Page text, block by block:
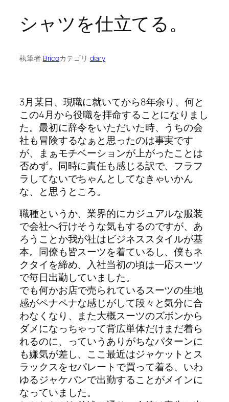
シャツを仕立てる。
執筆者:Bricoカテゴリ:diary
3月某日、現職に就いてから8年余り、何と
この4月から役職を拝命することになりまし
た。最初に辞令をいただいた時、うちの会
社も冒険するなぁと思ったのは事実です
が、まぁモチベーションが上がったことは
否めず。同時に責任も感じる訳で、フラフ
ラしてないでちゃんとしてなきゃいかん
な、と思うところ。
職種というか、業界的にカジュアルな服装
で会社へ行けそうな気もするのですが、あ
ろうことか我が社はビジネススタイルが基
本。同僚も皆スーツを着ているし、僕もネ
クタイを締め、入社当初の頃は一応スーツ
で毎日出勤していました。
でも何かお店で売られているスーツの生地
感がペナペナな感じがして段々と気分に合
わなくなり、また大概スーツのズボンから
ダメになっちゃって背広単体だけまだ着ら
れるのに、っていうありがちなパターンに
も嫌気が差し、ここ最近はジャケットとス
ラックスをセパレートで買って着る、いわ
ゆるジャケパンで出勤することがメインに
なっていました。